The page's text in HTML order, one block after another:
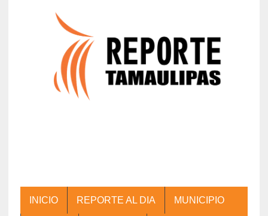
INICIO REPORTE AL DIA MUNICIPIO